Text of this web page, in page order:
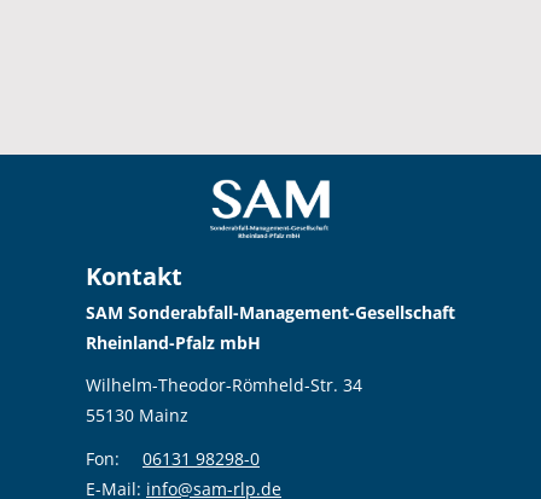
Kontakt
SAM Sonderabfall-Management-Gesellschaft
Rheinland-Pfalz mbH
Wilhelm-Theodor-Römheld-Str. 34
55130 Mainz
Fon:
06131 98298-0
E-Mail: info@sam-rlp.de